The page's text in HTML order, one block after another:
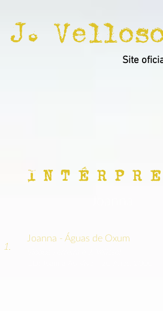
J.
Site
1.
Joanna - Águas de Oxum
I N T É R P R